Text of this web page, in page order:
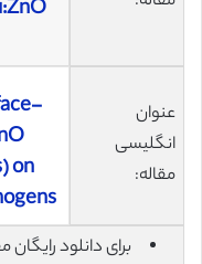
عنوان
انگلیسی
مقاله:
on